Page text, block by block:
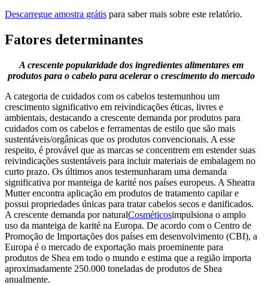
Descarregue amostra grátis para saber mais sobre este relatório.
Fatores determinantes
A crescente popularidade dos ingredientes alimentares em
produtos para o cabelo para acelerar o crescimento do mercado
A categoria de cuidados com os cabelos testemunhou um
crescimento significativo em reivindicações éticas, livres e
ambientais, destacando a crescente demanda por produtos para
cuidados com os cabelos e ferramentas de estilo que são mais
sustentáveis/orgânicas que os produtos convencionais. A esse
respeito, é provável que as marcas se concentrem em estender suas
reivindicações sustentáveis ​​para incluir materiais de embalagem no
curto prazo. Os últimos anos testemunharam uma demanda
significativa por manteiga de karité nos países europeus. A Sheatra
Mutter encontra aplicação em produtos de tratamento capilar e
possui propriedades únicas para tratar cabelos secos e danificados.
A crescente demanda por naturalCosméticosimpulsiona o amplo
uso da manteiga de karité na Europa. De acordo com o Centro de
Promoção de Importações dos países em desenvolvimento (CBI), a
Europa é o mercado de exportação mais proeminente para
produtos de Shea em todo o mundo e estima que a região importa
aproximadamente 250.000 toneladas de produtos de Shea
anualmente.